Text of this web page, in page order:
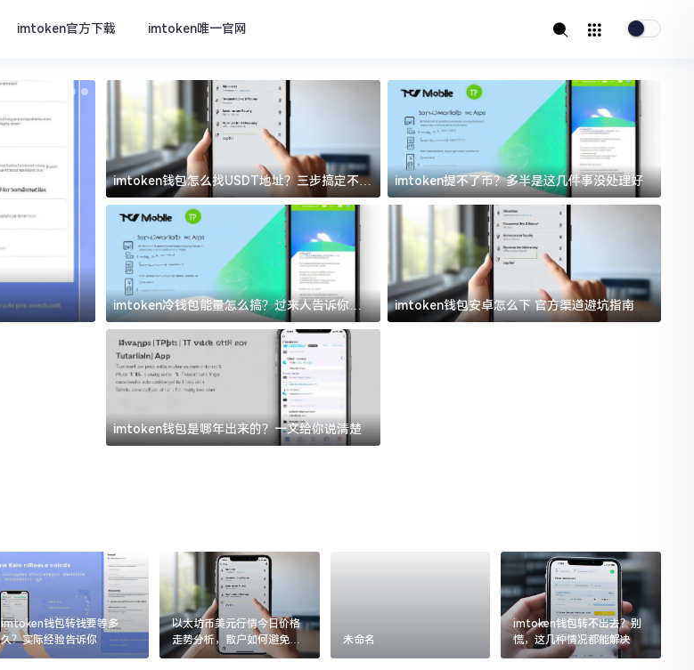
imtoken官方下载 imtoken唯一官网
imtoken官方下载
imtoken钱包怎么找USDT地址？三步搞定不踩
坑
imtoken提不了币？多半是这几件事没处理好
imtoken冷钱包能量怎么搞？过来人告诉你门
道
imtoken钱包安卓怎么下 官方渠道避坑指南
imtoken钱包是哪年出来的？一文给你说清楚
imtoken钱包转钱要等多
久？实际经验告诉你
以太坊币美元行情今日价格
走势分析，散户如何避免追
涨杀跌被套牢
未命名
imtoken钱包转不出去？别
慌，这几种情况都能解决